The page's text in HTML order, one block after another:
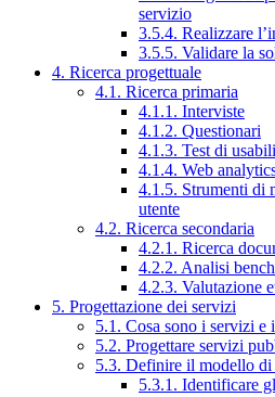
servizio
3.5.4. Realizzare
3.5.5. Validare la
4. Ricerca progettuale
4.1. Ricerca primaria
4.1.1. Interviste
4.1.2. Questionari
4.1.3. Test di
4.1.4. Web
4.1.5. Strumenti di
utente
4.2. Ricerca secondaria
4.2.1. Ricerca
4.2.2. Analisi
4.2.3. Valutazione
5. Progettazione dei servizi
5.1. Cosa sono i servizi e
5.2. Progettare servizi
5.3. Definire il modello di
5.3.1. Identificare